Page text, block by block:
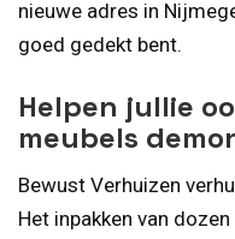
nieuwe adres in
goed gedekt bent.
Helpen jullie
meubels
Bewust Verhuizen
Het inpakken van